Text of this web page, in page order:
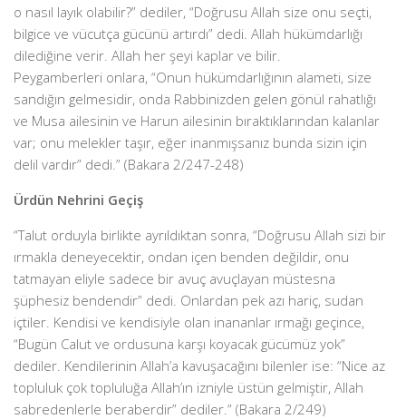
o nasıl layık olabilir?” dediler, “Doğrusu Allah size onu seçti,
bilgice ve vücutça gücünü artırdı” dedi. Allah hükümdarlığı
dilediğine verir. Allah her şeyi kaplar ve bilir.
Peygamberleri onlara, “Onun hükümdarlığının alameti, size
sandığın gelmesidir, onda Rabbinizden gelen gönül rahatlığı
ve Musa ailesinin ve Harun ailesinin bıraktıklarından kalanlar
var; onu melekler taşır, eğer inanmışsanız bunda sizin için
delil vardır” dedi.” (Bakara 2/247-248)
Ürdün Nehrini Geçiş
“Talut orduyla birlikte ayrıldıktan sonra, “Doğrusu Allah sizi bir
ırmakla deneyecektir, ondan içen benden değildir, onu
tatmayan eliyle sadece bir avuç avuçlayan müstesna
şüphesiz bendendir” dedi. Onlardan pek azı hariç, sudan
içtiler. Kendisi ve kendisiyle olan inananlar ırmağı geçince,
“Bugün Calut ve ordusuna karşı koyacak gücümüz yok”
dediler. Kendilerinin Allah’a kavuşacağını bilenler ise: “Nice az
topluluk çok topluluğa Allah’ın izniyle üstün gelmiştir, Allah
sabredenlerle beraberdir” dediler.” (Bakara 2/249)